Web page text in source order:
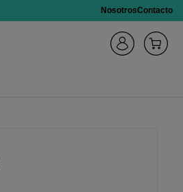
NosotrosContacto